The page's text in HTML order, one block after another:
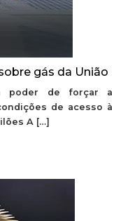
gás da União
poder de forçar a
de acesso à
A […]